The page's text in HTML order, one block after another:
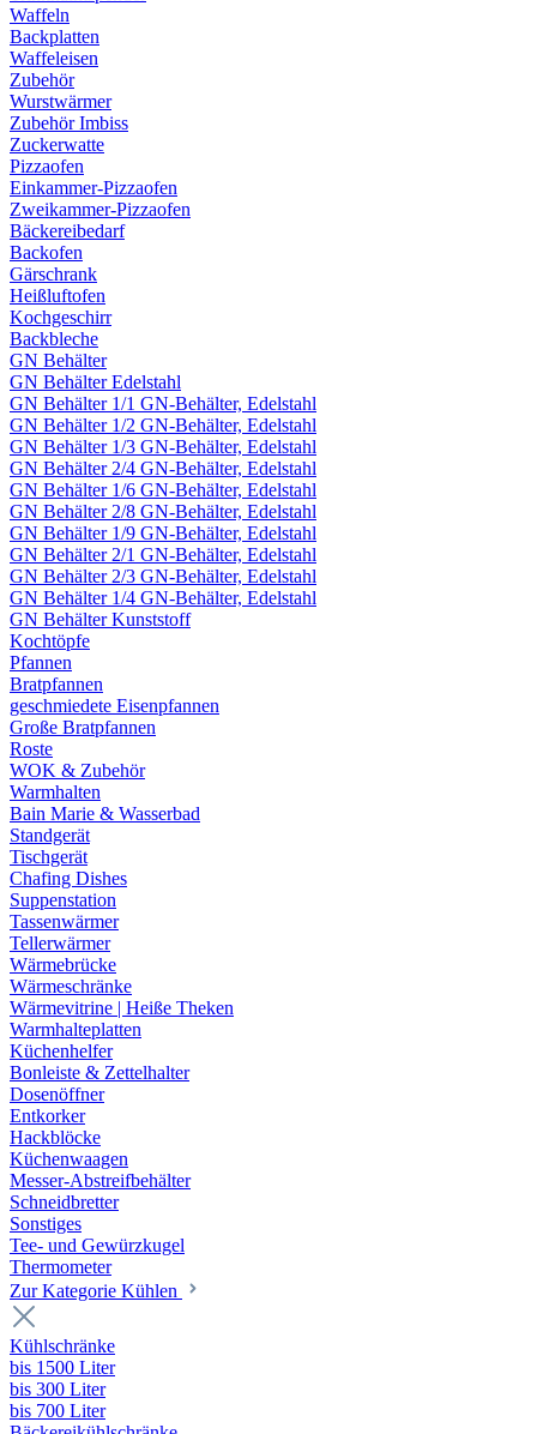
Waffeln
Backplatten
Waffeleisen
Zubehör
Wurstwärmer
Zubehör Imbiss
Zuckerwatte
Pizzaofen
Einkammer-Pizzaofen
Zweikammer-Pizzaofen
Bäckereibedarf
Backofen
Gärschrank
Heißluftofen
Kochgeschirr
Backbleche
GN Behälter
GN Behälter Edelstahl
GN Behälter 1/1 GN-Behälter, Edelstahl
GN Behälter 1/2 GN-Behälter, Edelstahl
GN Behälter 1/3 GN-Behälter, Edelstahl
GN Behälter 2/4 GN-Behälter, Edelstahl
GN Behälter 1/6 GN-Behälter, Edelstahl
GN Behälter 2/8 GN-Behälter, Edelstahl
GN Behälter 1/9 GN-Behälter, Edelstahl
GN Behälter 2/1 GN-Behälter, Edelstahl
GN Behälter 2/3 GN-Behälter, Edelstahl
GN Behälter 1/4 GN-Behälter, Edelstahl
GN Behälter Kunststoff
Kochtöpfe
Pfannen
Bratpfannen
geschmiedete Eisenpfannen
Große Bratpfannen
Roste
WOK & Zubehör
Warmhalten
Bain Marie & Wasserbad
Standgerät
Tischgerät
Chafing Dishes
Suppenstation
Tassenwärmer
Tellerwärmer
Wärmebrücke
Wärmeschränke
Wärmevitrine | Heiße Theken
Warmhalteplatten
Küchenhelfer
Bonleiste & Zettelhalter
Dosenöffner
Entkorker
Hackblöcke
Küchenwaagen
Messer-Abstreifbehälter
Schneidbretter
Sonstiges
Tee- und Gewürzkugel
Thermometer
Zur Kategorie Kühlen
Kühlschränke
bis 1500 Liter
bis 300 Liter
bis 700 Liter